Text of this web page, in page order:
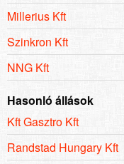
Millerius Kft
Szinkron Kft
NNG Kft
Hasonló állások
Kft Gasztro Kft
Randstad Hungary Kft